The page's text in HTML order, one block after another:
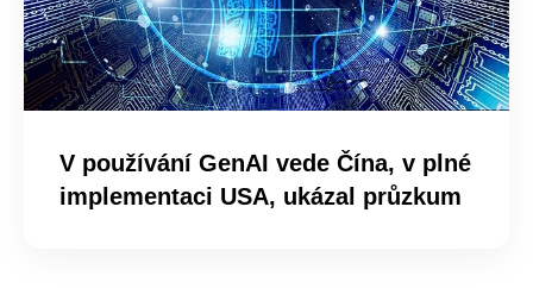
V používání GenAI vede Čína, v plné
implementaci USA, ukázal průzkum